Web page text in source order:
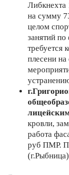
Либкнехта
на сумму
целом
занятий по
требуется
плесени
кровли,
работа
руб ПМР.